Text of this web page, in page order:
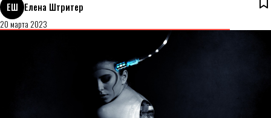
ЕШ Елена Штритер
20 марта 2023